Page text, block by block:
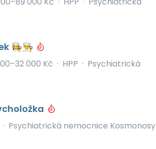
000 Kč · HPP · Psychiatrická
· Psychiatrická nemocnice Kosmonosy